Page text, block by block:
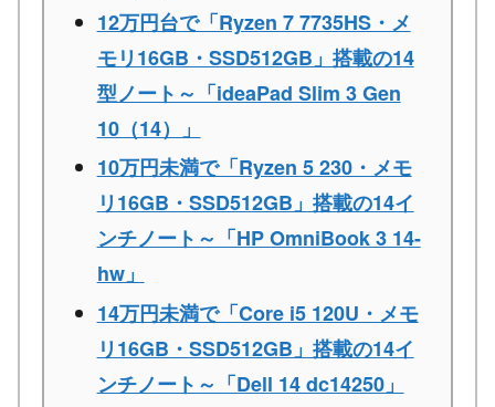
12万円台で「Ryzen 7 7735HS・メ
モリ16GB・SSD512GB」搭載の14
型ノート～「ideaPad Slim 3 Gen
10（14）」
10万円未満で「Ryzen 5 230・メモ
リ16GB・SSD512GB」搭載の14イ
ンチノート～「HP OmniBook 3 14-
hw」
14万円未満で「Core i5 120U・メモ
リ16GB・SSD512GB」搭載の14イ
ンチノート～「Dell 14 dc14250」